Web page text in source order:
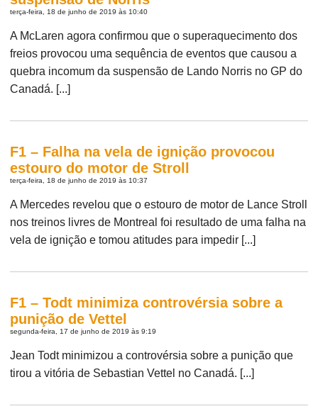
terça-feira, 18 de junho de 2019 às 10:40
A McLaren agora confirmou que o superaquecimento dos
freios provocou uma sequência de eventos que causou a
quebra incomum da suspensão de Lando Norris no GP do
Canadá. [...]
F1 – Falha na vela de ignição provocou
estouro do motor de Stroll
terça-feira, 18 de junho de 2019 às 10:37
A Mercedes revelou que o estouro de motor de Lance Stroll
nos treinos livres de Montreal foi resultado de uma falha na
vela de ignição e tomou atitudes para impedir [...]
F1 – Todt minimiza controvérsia sobre a
punição de Vettel
segunda-feira, 17 de junho de 2019 às 9:19
Jean Todt minimizou a controvérsia sobre a punição que
tirou a vitória de Sebastian Vettel no Canadá. [...]